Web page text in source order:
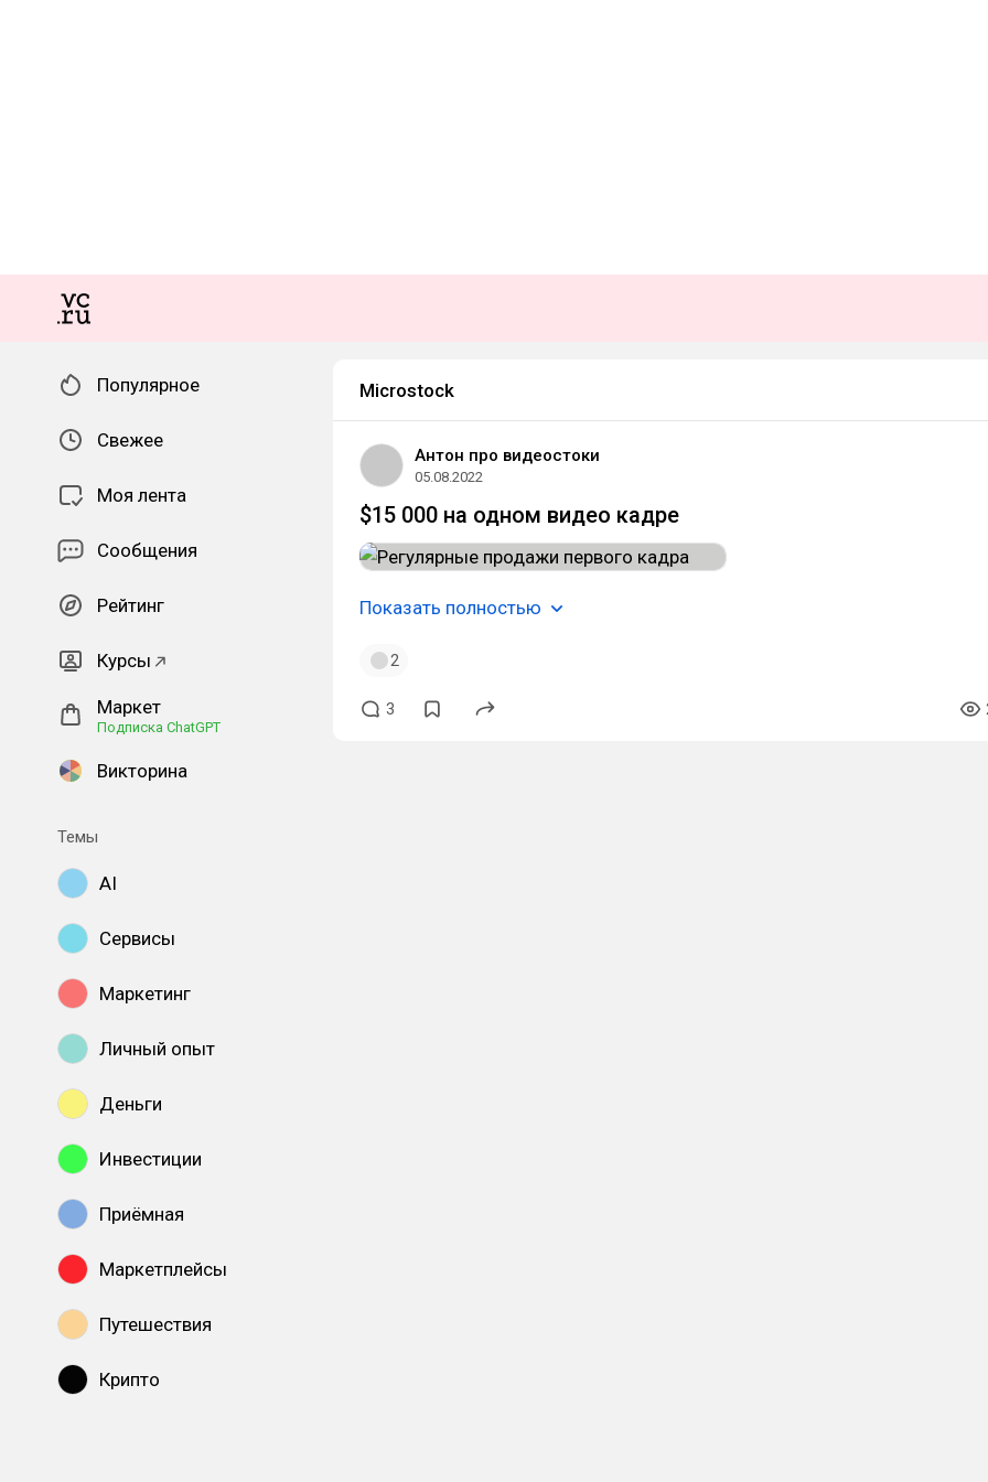
Популярное
Свежее
Моя лента
Сообщения
Рейтинг
Курсы
Маркет
Подписка ChatGPT
Викторина
Темы
AI
Сервисы
Маркетинг
Личный опыт
Деньги
Инвестиции
Приёмная
Маркетплейсы
Путешествия
Крипто
Microstock
Антон про видеостоки
05.08.2022
$15 000 на одном видео кадре
Показать полностью
2
3